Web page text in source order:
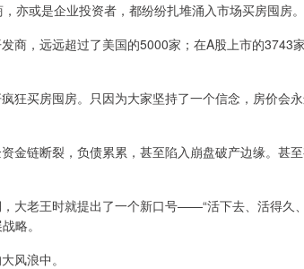
亦或是企业投资者，都纷纷扎堆涌入市场买房囤房。
商，远远超过了美国的5000家；在A股上市的3743
狂买房囤房。只因为大家坚持了一个信念，房价会
金链断裂，负债累累，甚至陷入崩盘破产边缘。甚
大老王时就提出了一个新口号——“活下去、活得久
略。
风浪中。